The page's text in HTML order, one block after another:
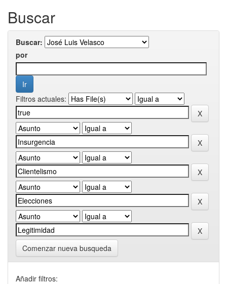
Buscar
Buscar:
por
Filtros actuales:
Comenzar nueva busqueda
Añadir filtros: